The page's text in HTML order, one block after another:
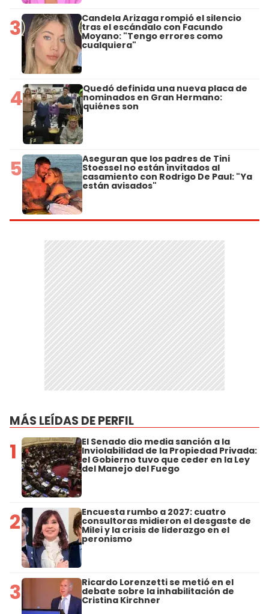
3 Candela Arizaga rompió el silencio
tras el escándalo con Facundo
Moyano: "Tengo errores como
cualquiera"
4 Quedó definida una nueva placa de
nominados en Gran Hermano:
quiénes son
5 Aseguran que los padres de Tini
Stoessel no están invitados al
casamiento con Rodrigo De Paul: "Ya
están avisados"
MÁS LEÍDAS DE PERFIL
1 El Senado dio media sanción a la
Inviolabilidad de la Propiedad Privada:
el Gobierno tuvo que ceder en la Ley
del Manejo del Fuego
2 Encuesta rumbo a 2027: cuatro
consultoras midieron el desgaste de
Milei y la crisis de liderazgo en el
peronismo
3 Ricardo Lorenzetti se metió en el
debate sobre la inhabilitación de
Cristina Kirchner